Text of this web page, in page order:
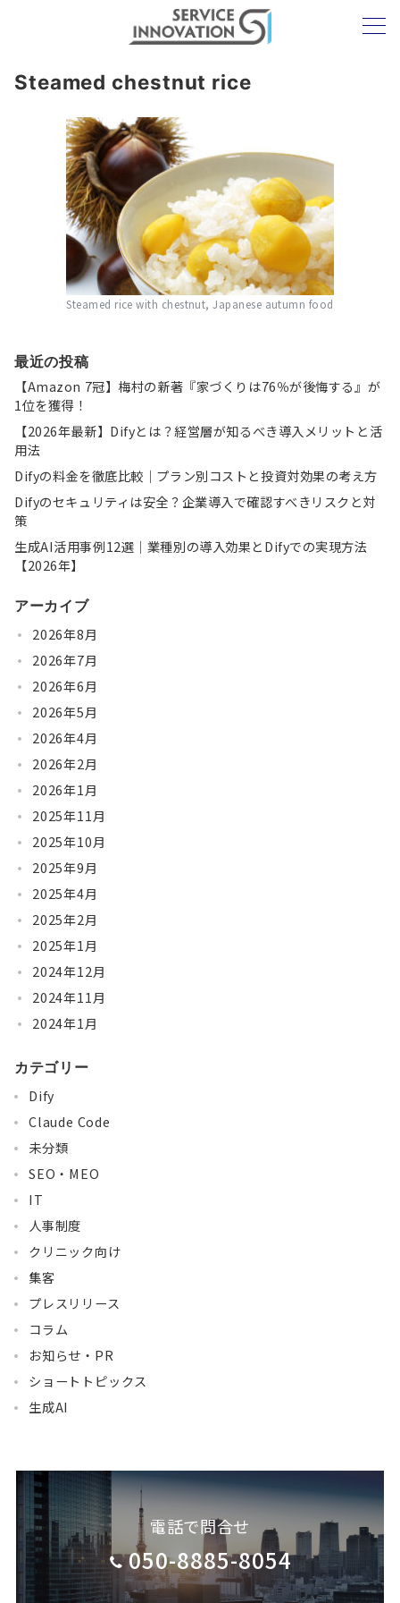
Steamed chestnut rice
Steamed rice with chestnut, Japanese autumn food
最近の投稿
【Amazon 7冠】梅村の新著『家づくりは76％が後悔する』が
1位を獲得！
【2026年最新】Difyとは？経営層が知るべき導入メリットと活
用法
Difyの料金を徹底比較｜プラン別コストと投資対効果の考え方
Difyのセキュリティは安全？企業導入で確認すべきリスクと対
策
生成AI活用事例12選｜業種別の導入効果とDifyでの実現方法
【2026年】
アーカイブ
2026年8月
2026年7月
2026年6月
2026年5月
2026年4月
2026年2月
2026年1月
2025年11月
2025年10月
2025年9月
2025年4月
2025年2月
2025年1月
2024年12月
2024年11月
2024年1月
カテゴリー
Dify
Claude Code
未分類
SEO・MEO
IT
人事制度
クリニック向け
集客
プレスリリース
コラム
お知らせ・PR
ショートトピックス
生成AI
電話で問合せ
050-8885-8054